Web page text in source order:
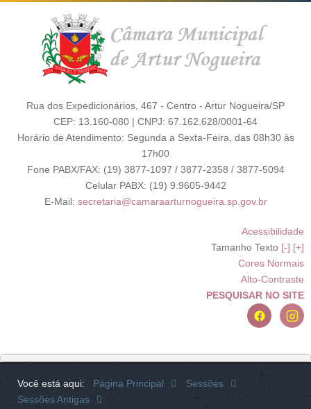
Rua dos Expedicionários, 467 - Centro - Artur Nogueira/SP
CEP: 13.160-080 | CNPJ: 67.162.628/0001-64
Horário de Atendimento: Segunda a Sexta-Feira, das 08h30 às
17h00
Fone PABX/FAX: (19) 3877-1097 / 3877-2358 / 3877-5094
Celular PABX: (19) 9.9605-9442
E-Mail: secretaria@camaraarturnogueira.sp.gov.br
Acessibilidade
Tamanho Texto [-] [+]
Cores Normais
Alto-Contraste
PESQUISAR NO SITE
Você está aqui: Página Principal
Sessões
Sessões Antigas